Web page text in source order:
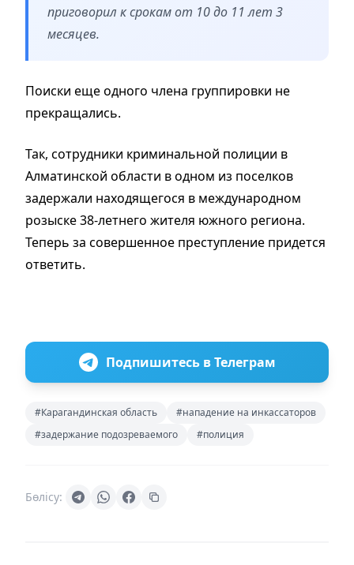
приговорил к срокам от 10 до 11 лет 3
месяцев.
Поиски еще одного члена группировки не
прекращались.
Так, сотрудники криминальной полиции в
Алматинской области в одном из поселков
задержали находящегося в международном
розыске 38-летнего жителя южного региона.
Теперь за совершенное преступление придется
ответить.
Подпишитесь в Телеграм
#Карагандинская область
#нападение на инкассаторов
#задержание подозреваемого
#полиция
Бөлісу: